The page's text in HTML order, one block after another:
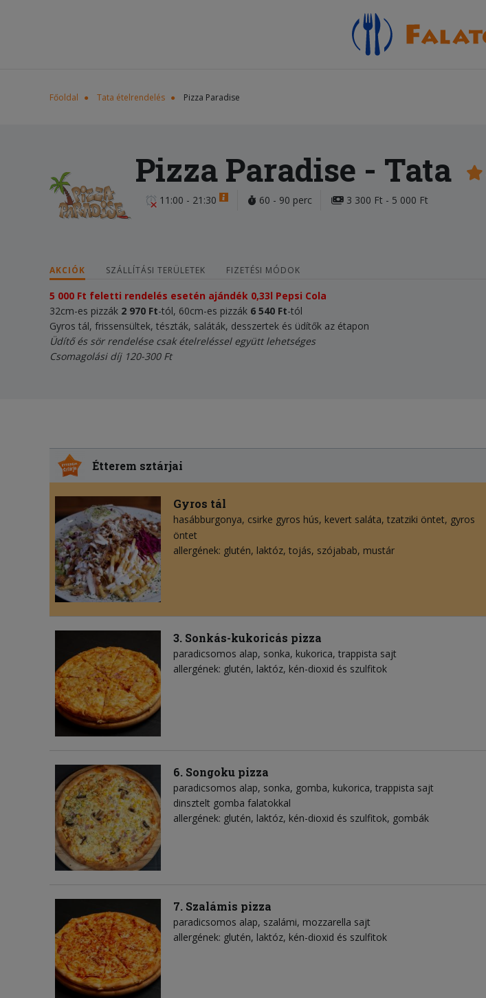
Főoldal Tata ételrendelés Pizza Paradise
Pizza Paradise - Tata
11:00 - 21:30 60 - 90 perc 3 300 Ft - 5 000 Ft
AKCIÓK SZÁLLÍTÁSI TERÜLETEK FIZETÉSI MÓDOK
5 000 Ft feletti rendelés esetén ajándék 0,33l Pepsi Cola
32cm-es pizzák 2 970 Ft-tól, 60cm-es pizzák 6 540 Ft-tól
Gyros tál, frissensültek, tészták, saláták, desszertek és üdítők az étapon
Üdítő és sör rendelése csak ételreléssel együtt lehetséges
Csomagolási díj 120-300 Ft
Étterem sztárjai
Gyros tál
hasábburgonya csirke gyros hús kevert saláta tzatziki öntet gyros
öntet
allergének: glutén, laktóz, tojás, szójabab, mustár
3. Sonkás-kukoricás pizza
paradicsomos alap sonka kukorica trappista sajt
allergének: glutén, laktóz, kén-dioxid és szulfitok
6. Songoku pizza
paradicsomos alap sonka gomba kukorica trappista sajt
dinsztelt gomba falatokkal
allergének: glutén, laktóz, kén-dioxid és szulfitok, gombák
7. Szalámis pizza
paradicsomos alap szalámi mozzarella sajt
allergének: glutén, laktóz, kén-dioxid és szulfitok